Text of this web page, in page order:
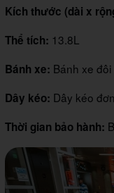
Kích thước (dài x
Thể tích: 13.8L
Bánh xe: Bánh xe đôi
Dây kéo: Dây kéo đơn
Thời gian bảo hành: